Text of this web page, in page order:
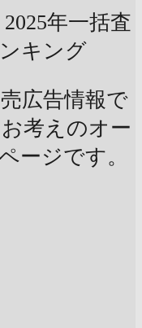
年一括査
キング
広告情報で
考えのオー
ージです。